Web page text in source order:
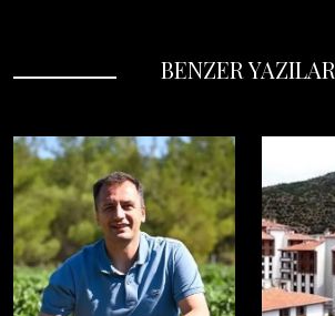
BENZER YAZILAR